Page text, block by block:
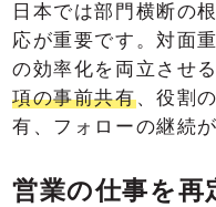
日本では部門横断の
応が重要です。対面
の効率化を両立させ
項の事前共有、役割
有、フォローの継続
営業の仕事を再